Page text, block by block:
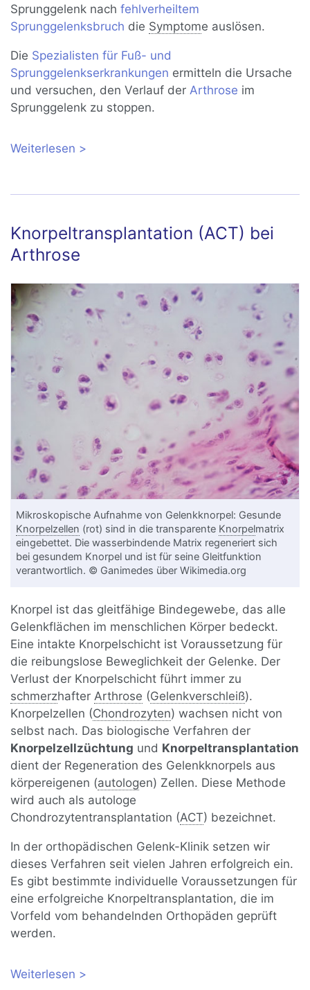
Sprunggelenk nachfehlverheiltem
Sprunggelenksbruch die Symptome auslösen.
Die Spezialisten für Fuß- und
Sprunggelenkserkrankungen ermitteln die Ursache
und versuchen, den Verlauf derArthrose im
Sprunggelenk zu stoppen.
Weiterlesen über Sprunggelenksarthrose: Ursachen,
Knorpeltransplantation (ACT) bei
Arthrose
Mikroskopische Aufnahme von Gelenkknorpel: Gesunde
Knorpelzellen (rot) sind in die transparente Knorpelmatrix
eingebettet. Die wasserbindende Matrix regeneriert sich
bei gesundem Knorpel und ist für seine Gleitfunktion
verantwortlich. © Ganimedes über Wikimedia.org
Knorpel ist das gleitfähige Bindegewebe, das alle
Gelenkflächen im menschlichen Körper bedeckt.
Eine intakte Knorpelschicht ist Voraussetzung für
die reibungslose Beweglichkeit der Gelenke. Der
Verlust der Knorpelschicht führt immer zu
schmerzhafterArthrose (Gelenkverschleiß).
Knorpelzellen (Chondrozyten) wachsen nicht von
selbst nach. Das biologische Verfahren der
Knorpelzellzüchtung und Knorpeltransplantation
dient der Regeneration des Gelenkknorpels aus
körpereigenen (autologen) Zellen. Diese Methode
wird auch als autologe
Chondrozytentransplantation (ACT) bezeichnet.
In der orthopädischen Gelenk-Klinik setzen wir
dieses Verfahren seit vielen Jahren erfolgreich ein.
Es gibt bestimmte individuelle Voraussetzungen für
eine erfolgreiche Knorpeltransplantation, die im
Vorfeld vom behandelnden Orthopäden geprüft
werden.
Weiterlesen über Knorpeltransplantation (ACT) bei